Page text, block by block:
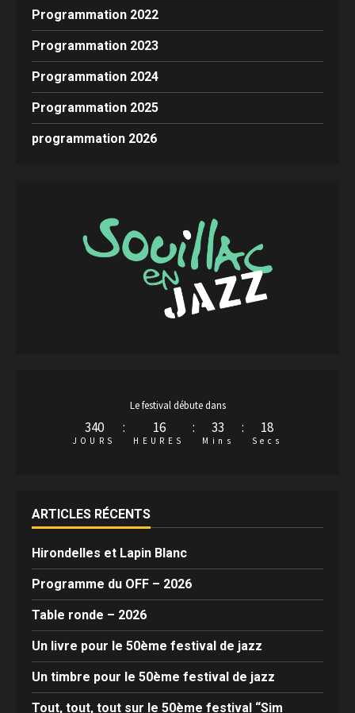
Programmation 2022
Programmation 2023
Programmation 2024
Programmation 2025
programmation 2026
Le festival débute dans
340
JOURS
: 16
HEURES
: 33
Mins
: 18
Secs
ARTICLES RÉCENTS
Hirondelles et Lapin Blanc
Programme du OFF – 2026
Table ronde – 2026
Un livre pour le 50ème festival de jazz
Un timbre pour le 50ème festival de jazz
Tout, tout, tout sur le 50ème festival “Sim